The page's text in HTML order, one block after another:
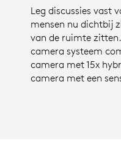
Leg discussies vast
mensen nu dichtbij
van de ruimte
camera systeem
camera met 15x
camera met een